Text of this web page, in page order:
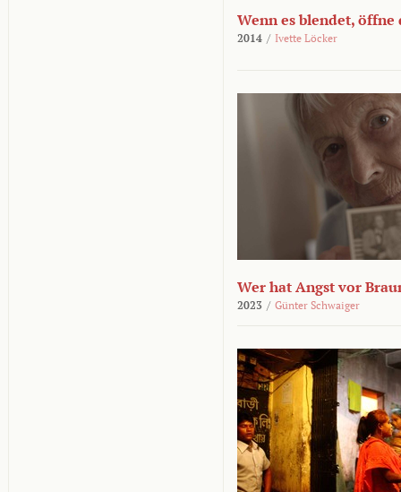
Wenn es blendet, öffne
2014 / Ivette Löcker
Wer hat Angst vor
2023 / Günter Schwaiger